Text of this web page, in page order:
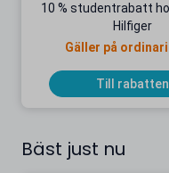
10 % studentrabatt
Hilfiger
Gäller på
Till rabatten
Bäst just nu